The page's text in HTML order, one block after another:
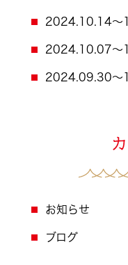
2024.10.14～
2024.10.07～
2024.09.30～
お知らせ
ブログ